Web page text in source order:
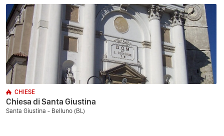
CHIESE
Chiesa di Santa Giustina
Santa Giustina - Belluno (BL)